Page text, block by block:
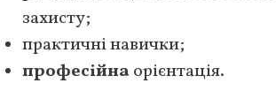
захисту;
практичні навички;
професійна орієнтація.